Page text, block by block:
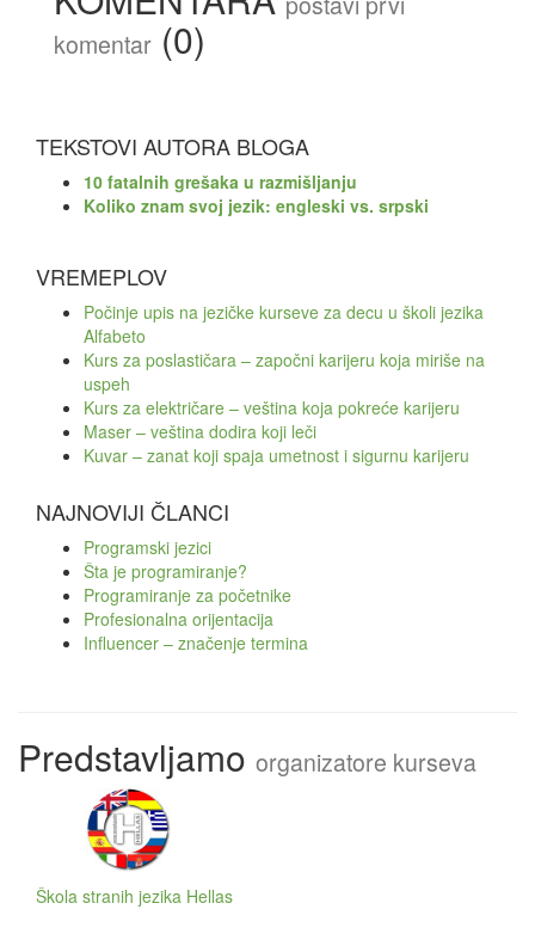
komentar (0)
TEKSTOVI AUTORA BLOGA
10 fatalnih grešaka u razmišljanju
Koliko znam svoj jezik: engleski vs. srpski
VREMEPLOV
Počinje upis na jezičke kurseve za decu u školi jezika
Alfabeto
Kurs za poslastičara – započni karijeru koja miriše na
uspeh
Kurs za električare – veština koja pokreće karijeru
Maser – veština dodira koji leči
Kuvar – zanat koji spaja umetnost i sigurnu karijeru
NAJNOVIJI ČLANCI
Programski jezici
Šta je programiranje?
Programiranje za početnike
Profesionalna orijentacija
Influencer – značenje termina
Predstavljamo organizatore kurseva
Škola stranih jezika Hellas